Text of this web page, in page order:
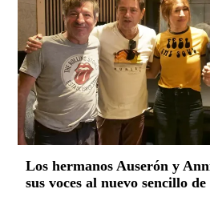
Los hermanos Auserón y
sus voces al nuevo sencillo